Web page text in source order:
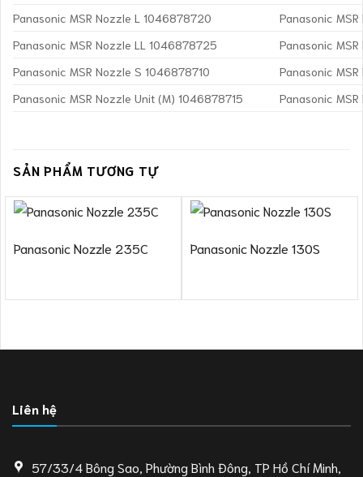
Panasonic MSR Nozzle L 1046878720
Panasonic
Panasonic MSR Nozzle LL 1046878725
Panasonic
Panasonic MSR Nozzle S 1046878710
Panasonic
Panasonic MSR Nozzle Unit (M) 1046878715
Panasonic
SẢN PHẨM TƯƠNG TỰ
Panasonic Nozzle 235C Panasonic Nozzle 130S
Liên hệ
57/33/4 Bông Sao, Phường Bình Đông, TP Hồ Chí Minh,